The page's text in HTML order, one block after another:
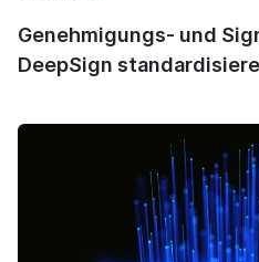
Genehmigungs- und
DeepSign